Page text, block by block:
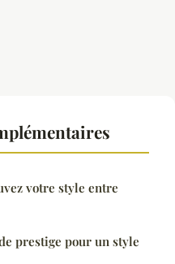
votre style entre
prestige pour un style